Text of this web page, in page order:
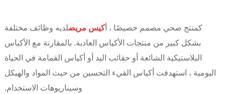
كمنتج صحي مصمم خصيصًا ، أكيس مريضلديه وظائف مختلفة
بشكل كبير من منتجات الأكياس العادية. بالمقارنة مع الأكياس
البلاستيكية الشائعة أو حقائب اليد أو أكياس القمامة في الحياة
اليومية ، استهدفت أكياس القيء التحسين من حيث المواد والهيكل
وسيناريوهات الاستخدام.